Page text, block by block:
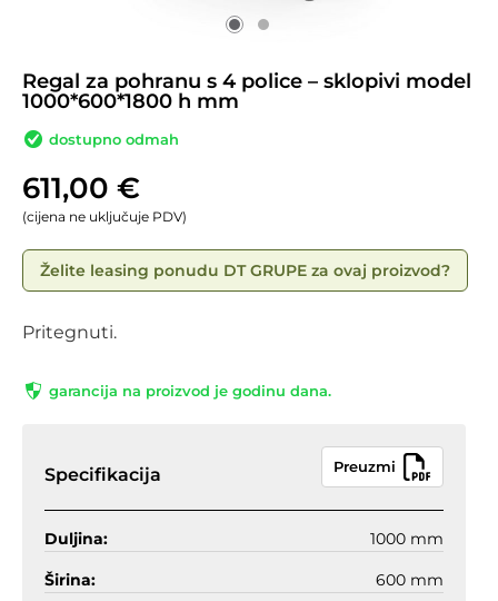
Regal za pohranu s 4 police – sklopivi model
1000*600*1800 h mm
dostupno odmah
611,00 €
(cijena ne uključuje PDV)
Želite leasing ponudu DT GRUPE za ovaj proizvod?
Pritegnuti.
garancija na proizvod je godinu dana.
Specifikacija Preuzmi
Duljina: 1000 mm
Širina: 600 mm